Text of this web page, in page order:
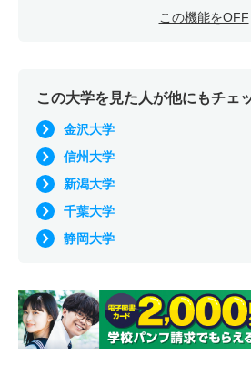
この機能をOFF
この大学を見た人が他にもチェ
金沢大学
信州大学
新潟大学
千葉大学
静岡大学